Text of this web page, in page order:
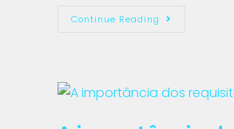
Continue Reading